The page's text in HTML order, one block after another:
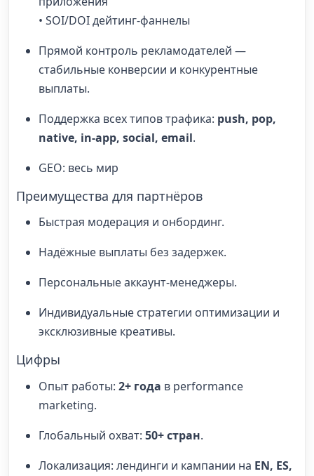
• SOI/DOI дейтинг-фаннелы
Прямой контроль рекламодателей —
стабильные конверсии и конкурентные
выплаты.
Поддержка всех типов трафика: push, pop,
native, in-app, social, email.
GEO: весь мир
Преимущества для партнёров
Быстрая модерация и онбординг.
Надёжные выплаты без задержек.
Персональные аккаунт-менеджеры.
Индивидуальные стратегии оптимизации и
эксклюзивные креативы.
Цифры
Опыт работы: 2+ года в performance
marketing.
Глобальный охват: 50+ стран.
Локализация: лендинги и кампании на EN, ES,